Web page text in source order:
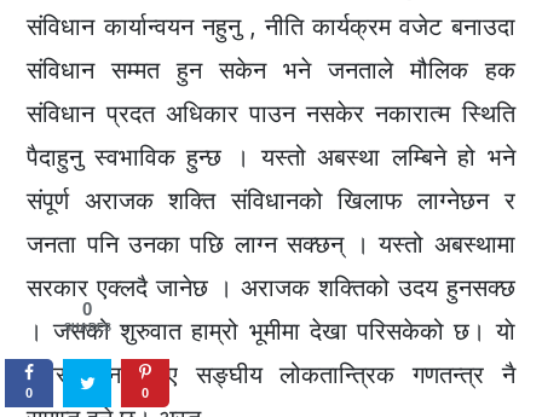
संविधान कार्यान्वयन नहुनु , नीति कार्यक्रम वजेट बनाउदा
संविधान सम्मत हुन सकेन भने जनताले मौलिक हक
संविधान प्रदत अधिकार पाउन नसकेर नकारात्म स्थिति
पैदाहुनु स्वभाविक हुन्छ । यस्तो अबस्था लम्बिने हो भने
संपूर्ण अराजक शक्ति संविधानको खिलाफ लाग्नेछन र
जनता पनि उनका पछि लाग्न सक्छन् । यस्तो अबस्थामा
सरकार एक्लदै जानेछ । अराजक शक्तिको उदय हुनसक्छ
। जसको शुरुवात हाम्रो भूमीमा देखा परिसकेको छ। याे
अवस्था नसच्चिए सङ्घीय लोकतान्त्रिक गणतन्त्र नै
0
SHARES
0 0